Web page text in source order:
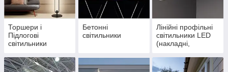
Торшери і
Підлогові
світильники
Бетонні
світильники
Лінійні профільні
світильники LED
(накладні,